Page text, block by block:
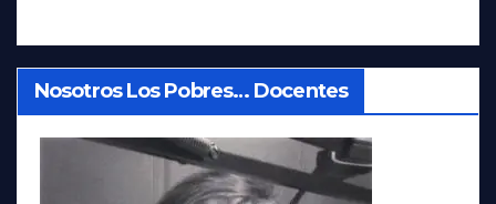
Nosotros Los Pobres… Docentes